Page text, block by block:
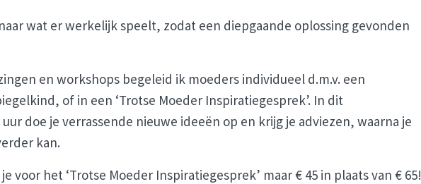
wat er werkelijk speelt, zodat een diepgaande oplossing gevonden
en workshops begeleid ik moeders individueel d.m.v. een
of in een ‘Trotse Moeder Inspiratiegesprek’. In dit
doe je verrassende nieuwe ideeën op en krijg je adviezen, waarna je
kan.
voor het ‘Trotse Moeder Inspiratiegesprek’ maar € 45 in plaats van € 65!